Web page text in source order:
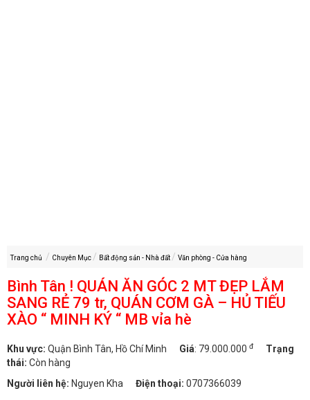
Trang chủ Chuyên Mục Bất động sản - Nhà đất Văn phòng - Cửa hàng
Bình Tân ! QUÁN ĂN GÓC 2 MT ĐẸP LẮM
SANG RẺ 79 tr, QUÁN CƠM GÀ – HỦ TIẾU
XÀO “ MINH KÝ “ MB vỉa hè
Khu vực: Quận Bình Tân, Hồ Chí Minh Giá: 79.000.000 đ
Trạng
thái: Còn hàng
Người liên hệ: Nguyen Kha Điện thoại: 0707366039